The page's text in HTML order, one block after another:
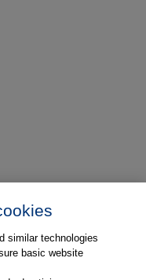
similar technologies
basic website